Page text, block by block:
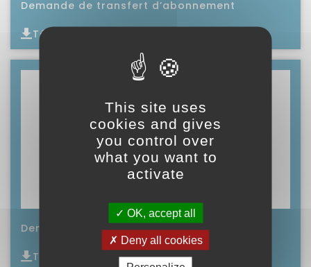
Demande de transfert d’abonnement
Télécharger
Lire l'article
Demande de résiliation d’abonnement
Télécharger
This site uses
cookies and gives
you control over
what you want to
activate
OK, accept all
Deny all cookies